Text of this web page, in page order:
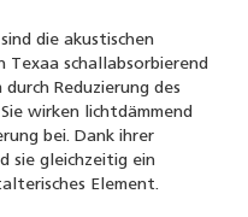
die akustischen
Texaa schallabsorbierend
Reduzierung des
wirken lichtdämmend
bei. Dank ihrer
sie gleichzeitig ein
Element.